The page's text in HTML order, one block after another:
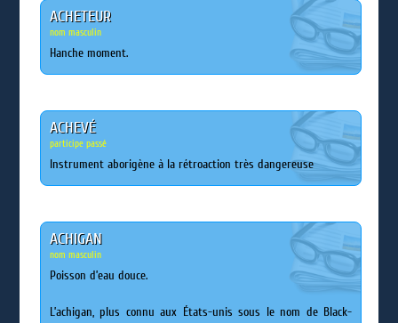
ACHETEUR
nom masculin
Hanche moment.
ACHEVÉ
participe passé
Instrument aborigène à la rétroaction très dangereuse
ACHIGAN
nom masculin
Poisson d’eau douce.
L’achigan, plus connu aux États-unis sous le nom de Black-